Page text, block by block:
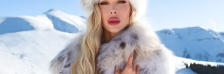
возрождения.